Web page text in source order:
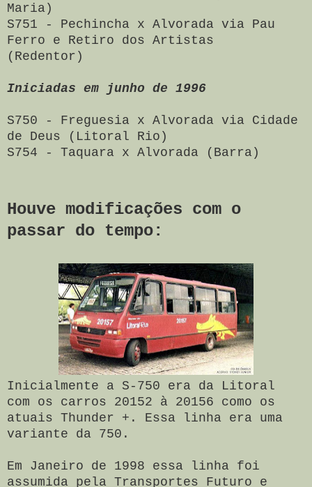
Maria)
S751 - Pechincha x Alvorada via Pau
Ferro e Retiro dos Artistas
(Redentor)
Iniciadas em junho de 1996
S750 - Freguesia x Alvorada via Cidade
de Deus (Litoral Rio)
S754 - Taquara x Alvorada (Barra)
Houve modificações com o
passar do tempo:
Inicialmente a S-750 era da Litoral
com os carros 20152 à 20156 como os
atuais Thunder +. Essa linha era uma
variante da 750.
Em Janeiro de 1998 essa linha foi
assumida pela Transportes Futuro e